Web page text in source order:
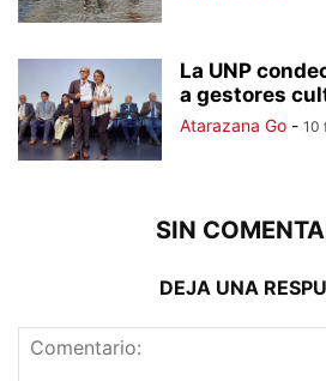
La UNP
a gestores
Atarazana Go - 10
SIN
DEJA UNA